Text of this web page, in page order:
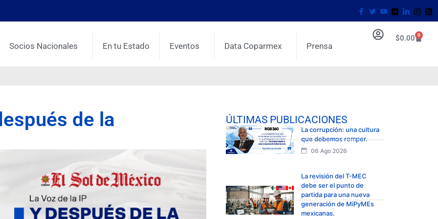
Socios Nacionales En tu Estado Eventos Data Coparmex Prensa
$0.00 0
de la ÚLTIMAS PUBLICACIONES
La corrupción: una cultura
que debemos romper.
06 Ago 2026
La revisión del T-MEC
debe ser el punto de
partida para una nueva
generación de MiPyMEs
mexicanas.